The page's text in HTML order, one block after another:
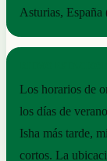
Asturias,
Los horarios de
los días de
Isha más tarde,
cortos. La